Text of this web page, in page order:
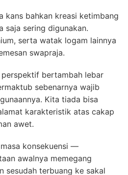
kans bahkan kreasi ketimbang
saja sering digunakan.
serta watak logam lainnya
swapraja.
bertambah lebar
sebenarnya wajib
Kita tiada bisa
karakteristik atas cakap
awet.
konsekuensi —
awalnya memegang
sesudah terbuang ke sakal